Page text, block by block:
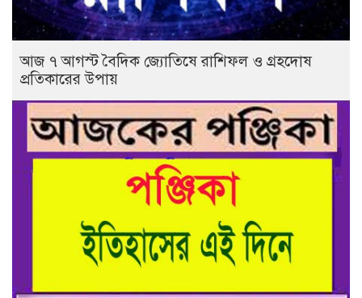
আজ ৭ আগস্ট বৈদিক জ্যোতিষে রাশিফল ও গ্রহদোষ
প্রতিকারের উপায়